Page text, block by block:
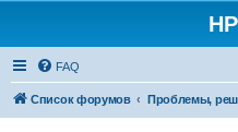
FAQ
Список форумов